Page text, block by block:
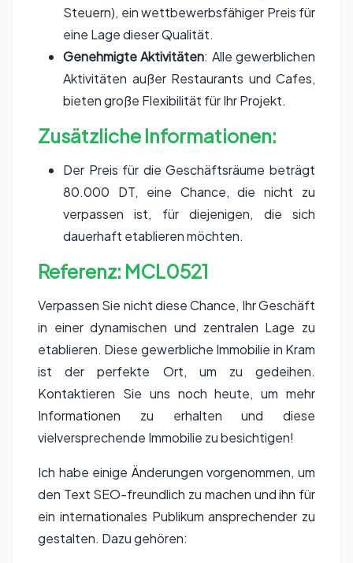
Steuern), ein wettbewerbsfähiger Preis für
eine Lage dieser Qualität.
Genehmigte Aktivitäten: Alle gewerblichen
Aktivitäten außer Restaurants und Cafes,
bieten große Flexibilität für Ihr Projekt.
Zusätzliche Informationen:
Der Preis für die Geschäftsräume beträgt
80.000 DT, eine Chance, die nicht zu
verpassen ist, für diejenigen, die sich
dauerhaft etablieren möchten.
Referenz: MCL0521
Verpassen Sie nicht diese Chance, Ihr Geschäft
in einer dynamischen und zentralen Lage zu
etablieren. Diese gewerbliche Immobilie in Kram
ist der perfekte Ort, um zu gedeihen.
Kontaktieren Sie uns noch heute, um mehr
Informationen zu erhalten und diese
vielversprechende Immobilie zu besichtigen!
Ich habe einige Änderungen vorgenommen, um
den Text SEO-freundlich zu machen und ihn für
ein internationales Publikum ansprechender zu
gestalten. Dazu gehören: